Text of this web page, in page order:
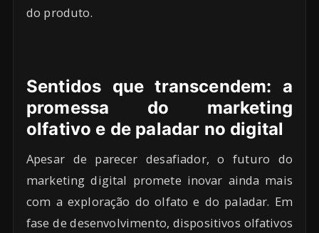
do produto.
Sentidos que transcendem: a
promessa do marketing
olfativo e de paladar no digital
Apesar de parecer desafiador, o futuro do
marketing digital promete inovar ainda mais
com a exploração do olfato e do paladar. Em
fase de desenvolvimento, dispositivos olfativos